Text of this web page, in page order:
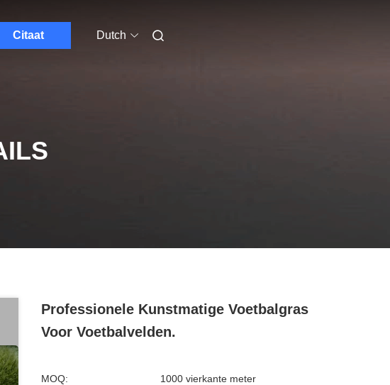
Citaat Dutch
Professionele Kunstmatige Voetbalgras
Voor Voetbalvelden.
MOQ: 1000 vierkante meter